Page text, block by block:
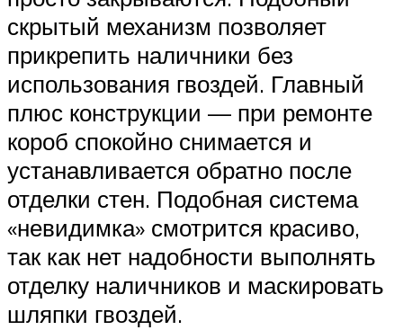
скрытый механизм позволяет
прикрепить наличники без
использования гвоздей. Главный
плюс конструкции — при ремонте
короб спокойно снимается и
устанавливается обратно после
отделки стен. Подобная система
«невидимка» смотрится красиво,
так как нет надобности выполнять
отделку наличников и маскировать
шляпки гвоздей.